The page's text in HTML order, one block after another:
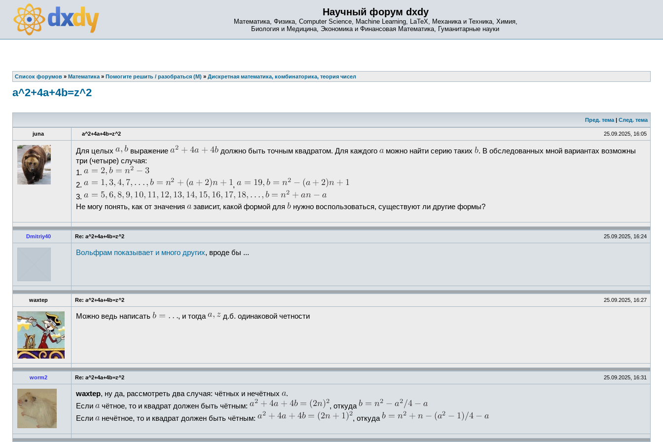
Научный форум dxdy
Математика, Физика, Computer Science, Machine Learning, LaTeX, Механика и Техника, Химия,
Биология и Медицина, Экономика и Финансовая Математика, Гуманитарные науки
Список форумов » Математика » Помогите решить / разобраться (М) » Дискретная математика, комбинаторика, теория чисел
a^2+4a+4b=z^2
Пред. тема | След. тема
juna a^2+4a+4b=z^2 25.09.2025, 16:05
Для целых выражение должно быть точным квадратом. Для каждого можно найти серию таких
. В обследованных мной вариантах возможны
три (четыре) случая:
1.
2.
,
3.
Не могу понять, как от значения
зависит, какой формой для нужно воспользоваться, существуют ли другие формы?
Dmitriy40 Re: a^2+4a+4b=z^2 25.09.2025, 16:24
Вольфрам показывает и много других, вроде бы ...
waxtep Re: a^2+4a+4b=z^2 25.09.2025, 16:27
Можно ведь написать , и тогда д.б. одинаковой четности
worm2 Re: a^2+4a+4b=z^2 25.09.2025, 16:31
waxtep, ну да, рассмотреть два случая: чётных и нечётных
.
Если
чётное, то и квадрат должен быть чётным:
, откуда
Если
нечётное, то и квадрат должен быть чётным: , откуда